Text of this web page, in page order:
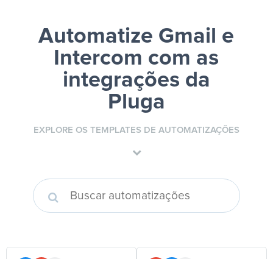
Automatize Gmail e
Intercom com as
integrações da
Pluga
EXPLORE OS TEMPLATES DE AUTOMATIZAÇÕES